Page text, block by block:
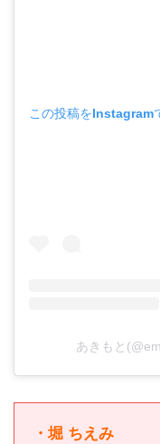
この投稿をInstagram
あきもと
・堀 ちえみ